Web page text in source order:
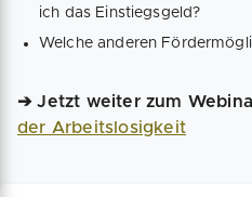
ich das Einstiegsgeld?
Welche anderen
➔ Jetzt weiter zum
der Arbeitslosigkeit